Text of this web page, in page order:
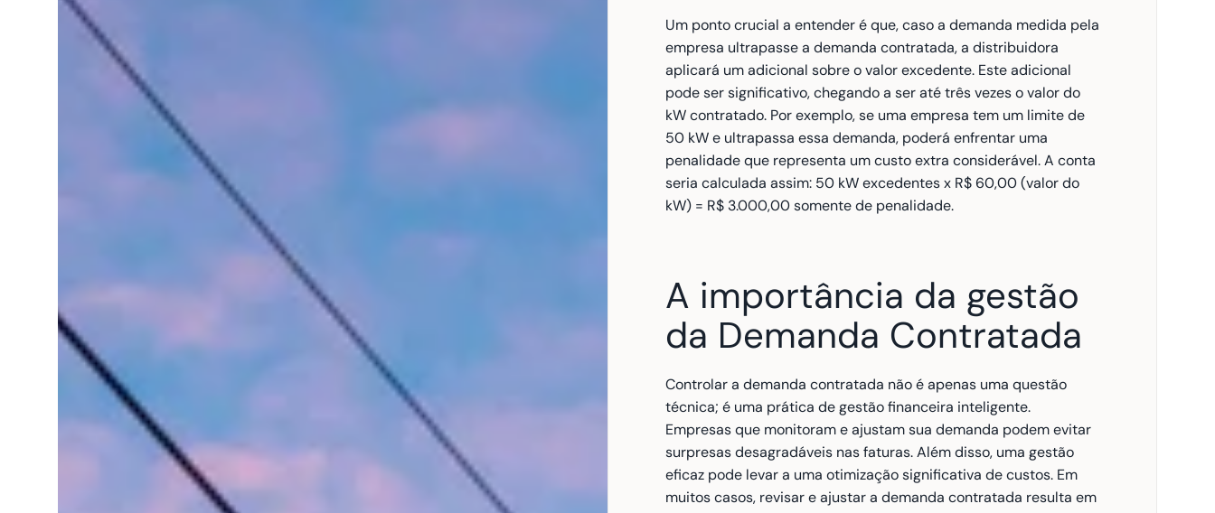
Um ponto crucial a entender é que, caso a demanda medida pela
empresa ultrapasse a demanda contratada, a distribuidora
aplicará um adicional sobre o valor excedente. Este adicional
pode ser significativo, chegando a ser até três vezes o valor do
kW contratado. Por exemplo, se uma empresa tem um limite de
50 kW e ultrapassa essa demanda, poderá enfrentar uma
penalidade que representa um custo extra considerável. A conta
seria calculada assim: 50 kW excedentes x R$ 60,00 (valor do
kW) = R$ 3.000,00 somente de penalidade.
A importância da gestão
da Demanda Contratada
Controlar a demanda contratada não é apenas uma questão
técnica; é uma prática de gestão financeira inteligente.
Empresas que monitoram e ajustam sua demanda podem evitar
surpresas desagradáveis nas faturas. Além disso, uma gestão
eficaz pode levar a uma otimização significativa de custos. Em
muitos casos, revisar e ajustar a demanda contratada resulta em